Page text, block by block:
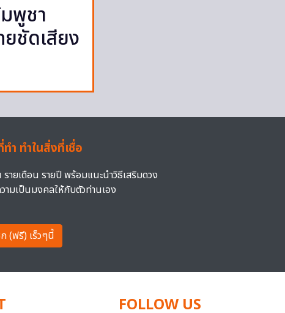
พูชา
ชัดเสียง
ำ ทำในสิ่งที่เชื่อ
ายเดือน รายปี พร้อมแนะนำวิธีเสริมดวง
ามเป็นมงคลให้กับตัวท่านเอง
(ฟรี) เร็วๆนี้
FOLLOW US